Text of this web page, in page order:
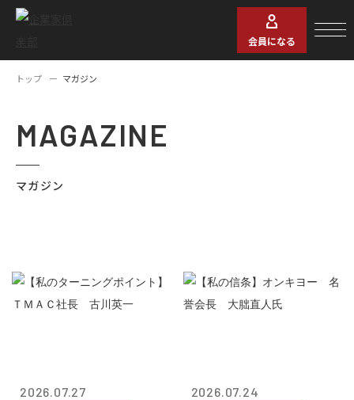
会員になる
トップ マガジン
MAGAZINE
マガジン
2026.07.27 2026.07.24